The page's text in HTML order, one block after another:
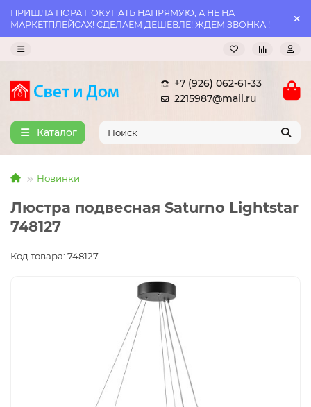
ПРИШЛА ПОРА ПОКУПАТЬ НАПРЯМУЮ, А НЕ НА
МАРКЕТПЛЕЙСАХ! СДЕЛАЕМ ДЕШЕВЛЕ! ЖДЕМ ЗВОНКА !
+7 (926) 062-61-33
2215987@mail.ru
Каталог
Новинки
Люстра подвесная Saturno Lightstar
748127
Код товара: 748127